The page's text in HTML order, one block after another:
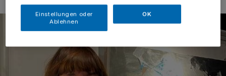
Einstellungen oder
Ablehnen
OK